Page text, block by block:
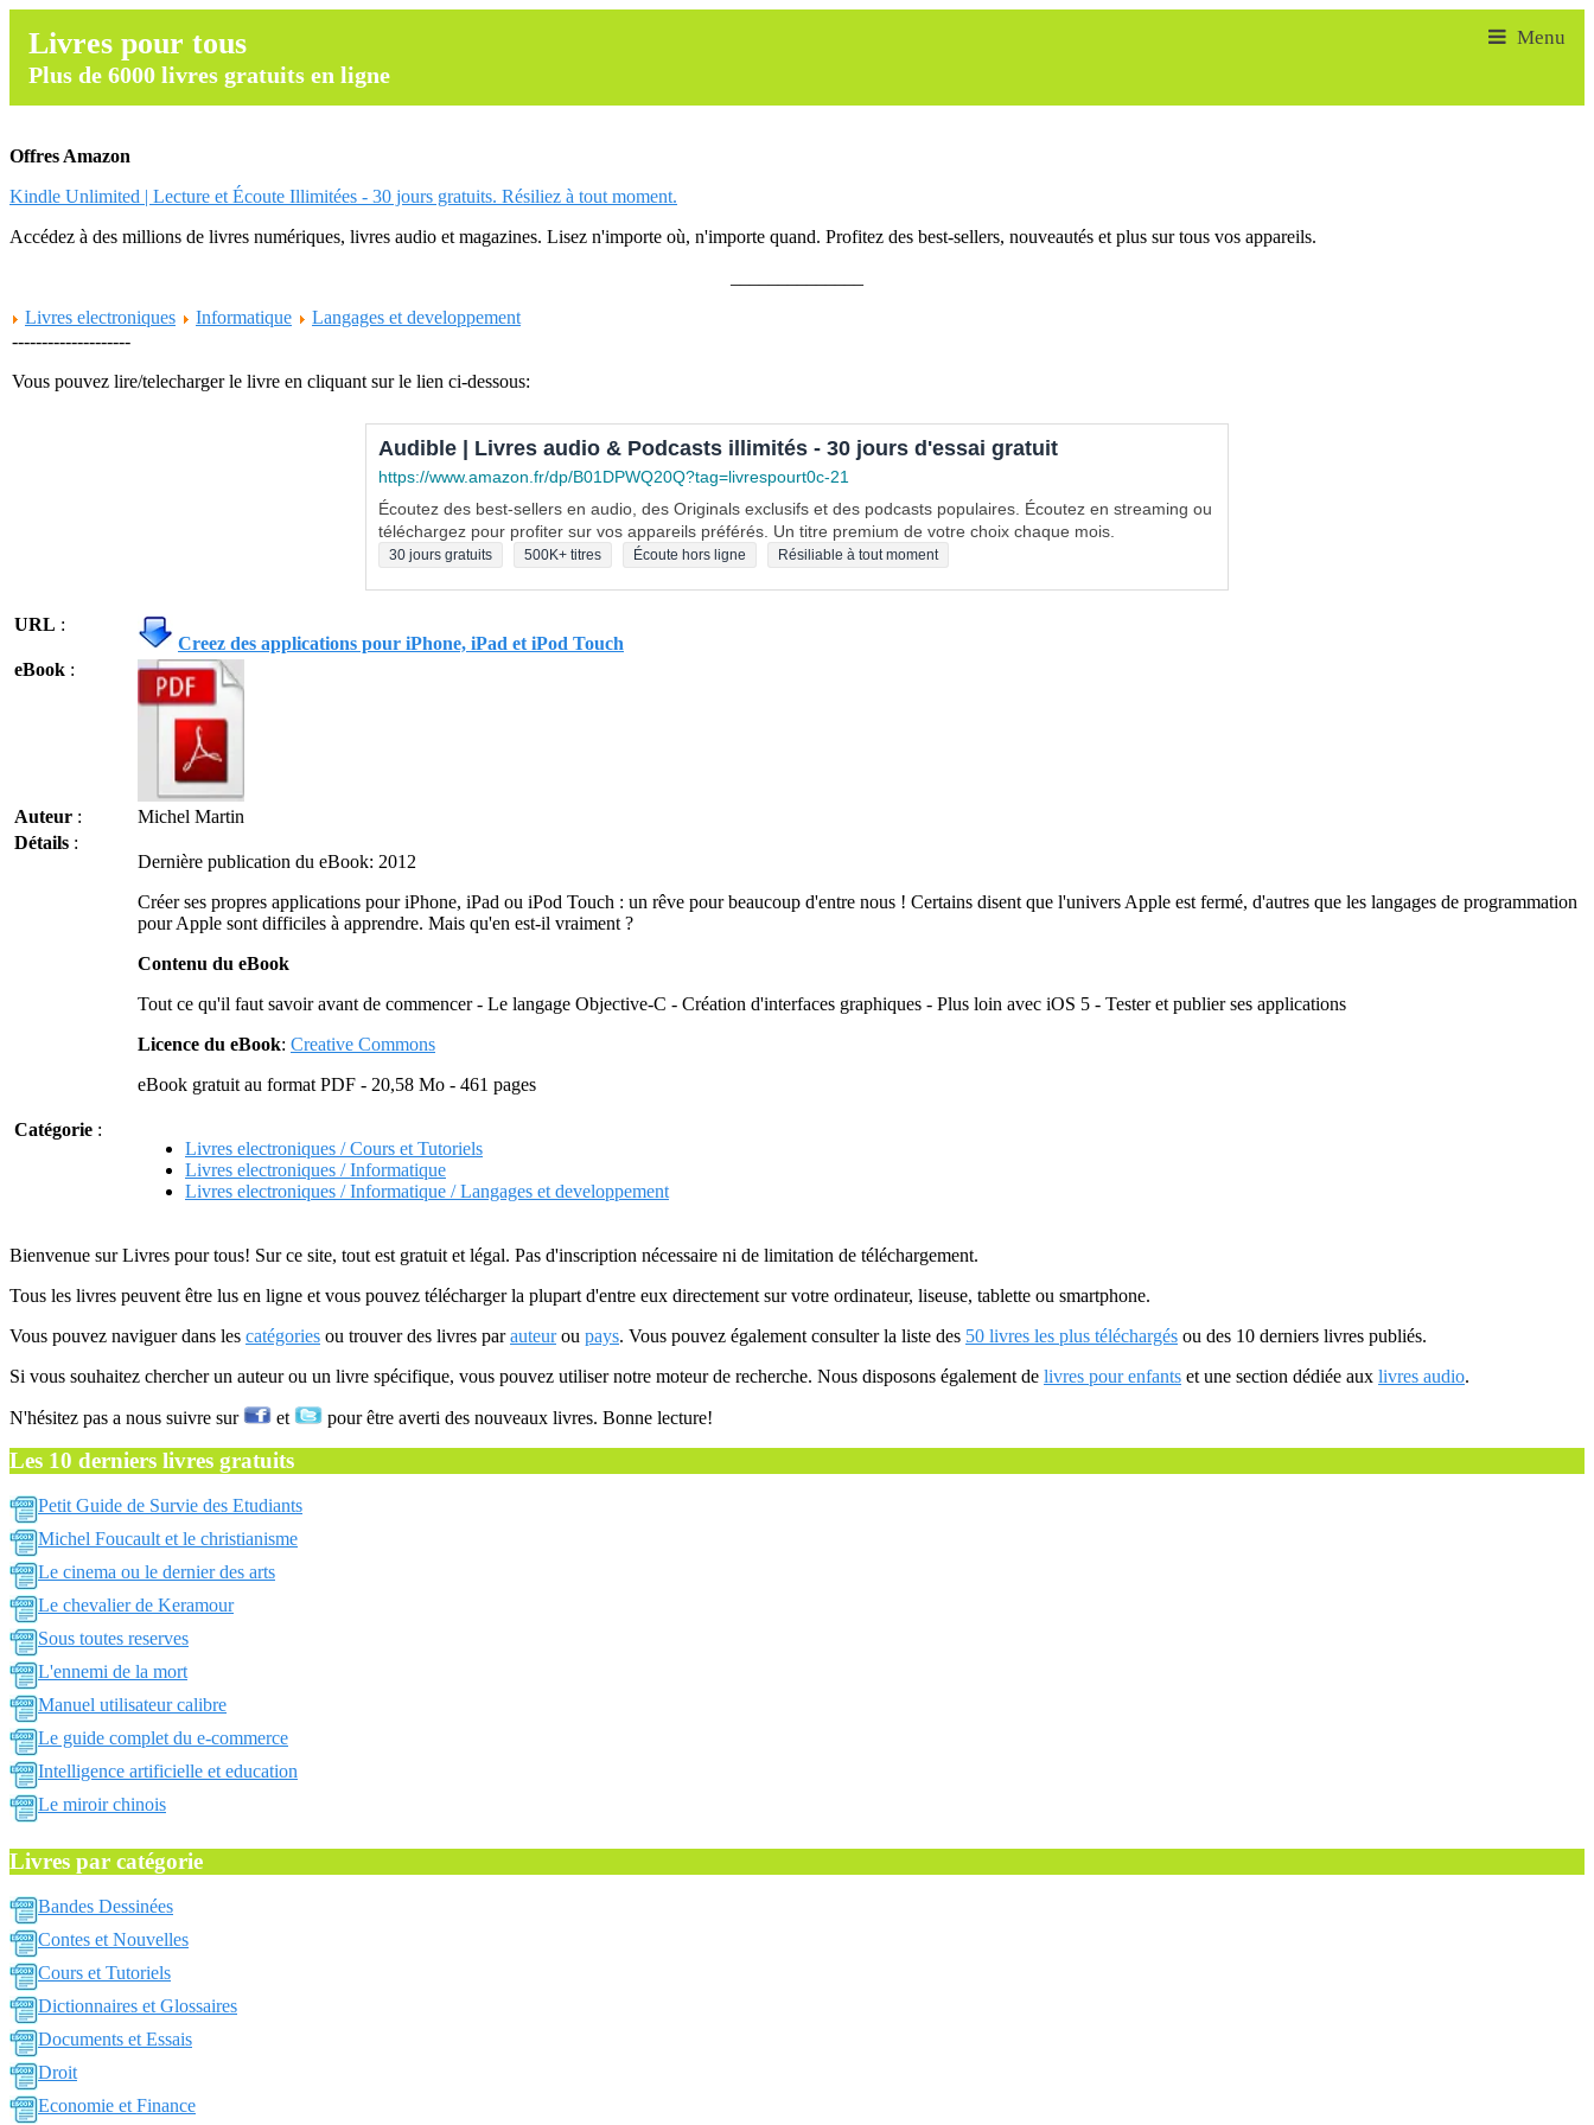
Livres pour tous
Plus de 6000 livres gratuits en ligne
Offres Amazon
Kindle Unlimited | Lecture et Écoute Illimitées - 30 jours gratuits. Résiliez à tout moment.
Accédez à des millions de livres numériques, livres audio et magazines. Lisez n'importe où, n'importe quand. Profitez des best-sellers, nouveautés et plus sur tous vos appareils.
Livres electroniques
Informatique
Langages et developpement
--------------------
Vous pouvez lire/telecharger le livre en cliquant sur le lien ci-dessous:
Audible | Livres audio & Podcasts illimités - 30 jours d'essai gratuit
https://www.amazon.fr/dp/B01DPWQ20Q?tag=livrespourt0c-21
Écoutez des best-sellers en audio, des Originals exclusifs et des podcasts populaires. Écoutez en streaming ou
téléchargez pour profiter sur vos appareils préférés. Un titre premium de votre choix chaque mois.
30 jours gratuits 500K+ titres Écoute hors ligne Résiliable à tout moment
URL :
Creez des applications pour iPhone, iPad et iPod Touch
eBook :
Auteur :
Michel Martin
Détails :
Dernière publication du eBook: 2012
Créer ses propres applications pour iPhone, iPad ou iPod Touch : un rêve pour beaucoup d'entre nous ! Certains disent que l'univers Apple est fermé, d'autres que les langages de programmation
pour Apple sont difficiles à apprendre. Mais qu'en est-il vraiment ?
Contenu du eBook
Tout ce qu'il faut savoir avant de commencer - Le langage Objective-C - Création d'interfaces graphiques - Plus loin avec iOS 5 - Tester et publier ses applications
Licence du eBook: Creative Commons
eBook gratuit au format PDF - 20,58 Mo - 461 pages
Catégorie :
Livres electroniques / Cours et Tutoriels
Livres electroniques / Informatique
Livres electroniques / Informatique / Langages et developpement
Bienvenue sur Livres pour tous! Sur ce site, tout est gratuit et légal. Pas d'inscription nécessaire ni de limitation de téléchargement.
Tous les livres peuvent être lus en ligne et vous pouvez télécharger la plupart d'entre eux directement sur votre ordinateur, liseuse, tablette ou smartphone.
Vous pouvez naviguer dans les catégories ou trouver des livres parauteurou pays. Vous pouvez également consulter la liste des 50 livres les plus téléchargés ou des 10 derniers livres publiés.
Si vous souhaitez chercher un auteur ou un livre spécifique, vous pouvez utiliser notre moteur de recherche. Nous disposons également de livres pour enfants et une section dédiée aux livres audio.
N'hésitez pas a nous suivre sur et pour être averti des nouveaux livres. Bonne lecture!
Les 10 derniers livres gratuits
Petit Guide de Survie des Etudiants
Michel Foucault et le christianisme
Le cinema ou le dernier des arts
Le chevalier de Keramour
Sous toutes reserves
L'ennemi de la mort
Manuel utilisateur calibre
Le guide complet du e-commerce
Intelligence artificielle et education
Le miroir chinois
Livres par catégorie
Bandes Dessinées
Contes et Nouvelles
Cours et Tutoriels
Dictionnaires et Glossaires
Documents et Essais
Droit
Economie et Finance